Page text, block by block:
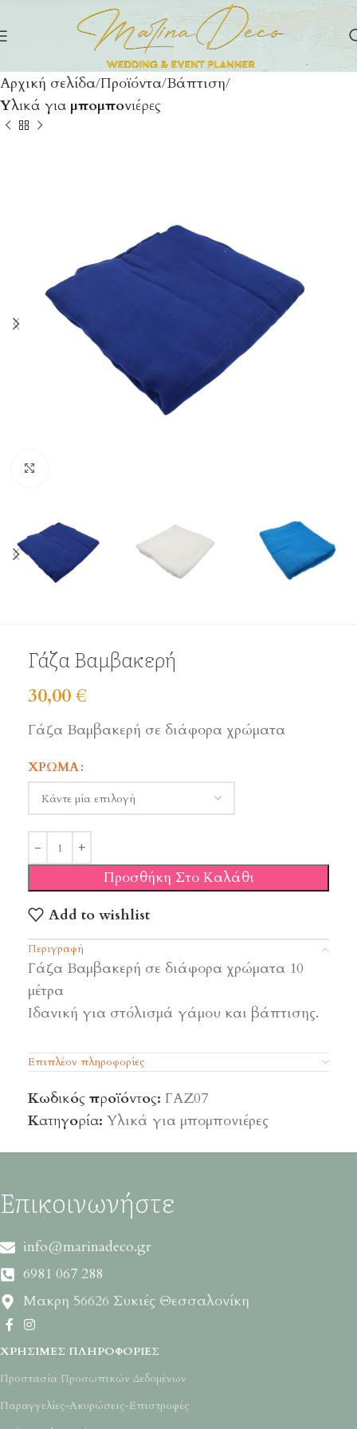
Αρχική σελίδα Προϊόντα Βάπτιση
Υλικά για μπομπονιέρες
Γάζα Βαμβακερή
30,00€
Γάζα Βαμβακερή σε διάφορα χρώματα
ΧΡΏΜΑ
Προσθήκη Στο Καλάθι
Add to wishlist
Περιγραφή
Γάζα Βαμβακερή σε διάφορα χρώματα 10
μέτρα
Ιδανική για στόλισμά γάμου και βάπτισης.
Επιπλέον πληροφορίες
Κωδικός προϊόντος: ΓΑΖ07
Κατηγορία: Υλικά για μπομπονιέρες
Επικοινωνήστε
info@marinadeco.gr
6981 067 288
Μακρη 56626 Συκιές Θεσσαλονίκη
ΧΡΉΣΙΜΕΣ ΠΛΗΡΟΦΟΡΊΕΣ
Προστασία Προσωπικών Δεδομένων
Παραγγελίες-Ακυρώσεις-Επιστροφές